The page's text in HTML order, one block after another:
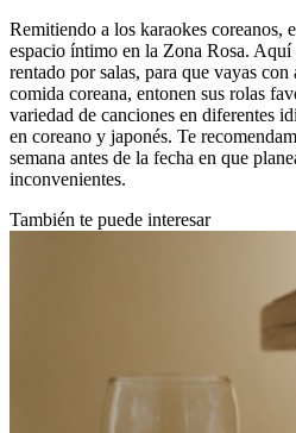
Remitiendo a los karaokes coreanos,
espacio íntimo en la Zona Rosa. Aquí
rentado por salas, para que vayas
comida coreana, entonen sus rolas
variedad de canciones en diferentes
en coreano y japonés. Te
semana antes de la fecha en que
inconvenientes.
También te puede interesar